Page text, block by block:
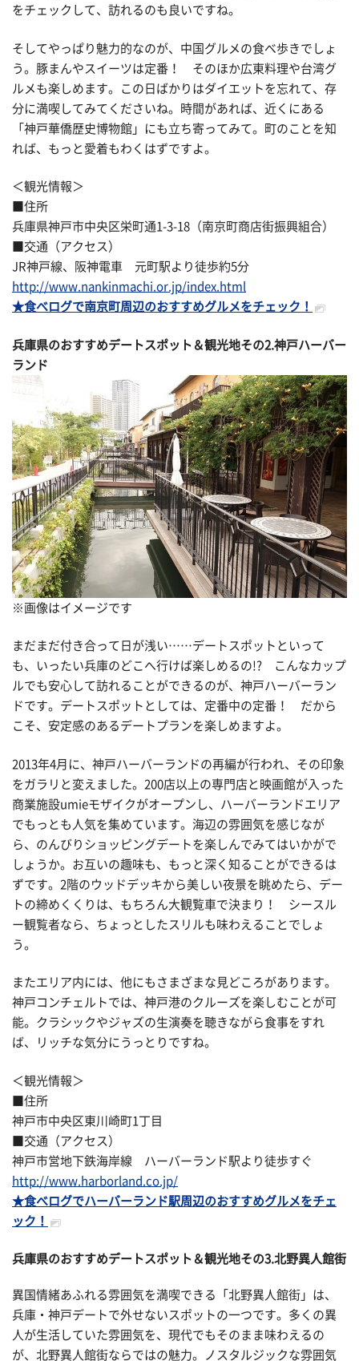
をチェックして、訪れるのも良いですね。
そしてやっぱり魅力的なのが、中国グルメの食べ歩きでしょ
う。豚まんやスイーツは定番！ そのほか広東料理や台湾グ
ルメも楽しめます。この日ばかりはダイエットを忘れて、存
分に満喫してみてくださいね。時間があれば、近くにある
「神戸華僑歴史博物館」にも立ち寄ってみて。町のことを知
れば、もっと愛着もわくはずですよ。
＜観光情報＞
■住所
兵庫県神戸市中央区栄町通1-3-18（南京町商店街振興組合）
■交通（アクセス）
JR神戸線、阪神電車 元町駅より徒歩約5分
http://www.nankinmachi.or.jp/index.html
★食べログで南京町周辺のおすすめグルメをチェック！
兵庫県のおすすめデートスポット＆観光地その2.神戸ハーバー
ランド
※画像はイメージです
まだまだ付き合って日が浅い……デートスポットといって
も、いったい兵庫のどこへ行けば楽しめるの!? こんなカップ
ルでも安心して訪れることができるのが、神戸ハーバーラン
ドです。デートスポットとしては、定番中の定番！ だから
こそ、安定感のあるデートプランを楽しめますよ。
2013年4月に、神戸ハーバーランドの再編が行われ、その印象
をガラリと変えました。200店以上の専門店と映画館が入った
商業施設umieモザイクがオープンし、ハーバーランドエリア
でもっとも人気を集めています。海辺の雰囲気を感じなが
ら、のんびりショッピングデートを楽しんでみてはいかがで
しょうか。お互いの趣味も、もっと深く知ることができるは
ずです。2階のウッドデッキから美しい夜景を眺めたら、デー
トの締めくくりは、もちろん大観覧車で決まり！ シースル
ー観覧者なら、ちょっとしたスリルも味わえることでしょ
う。
またエリア内には、他にもさまざまな見どころがあります。
神戸コンチェルトでは、神戸港のクルーズを楽しむことが可
能。クラシックやジャズの生演奏を聴きながら食事をすれ
ば、リッチな気分にうっとりですね。
＜観光情報＞
■住所
神戸市中央区東川崎町1丁目
■交通（アクセス）
神戸市営地下鉄海岸線 ハーバーランド駅より徒歩すぐ
http://www.harborland.co.jp/
★食べログでハーバーランド駅周辺のおすすめグルメをチェ
ック！
兵庫県のおすすめデートスポット＆観光地その3.北野異人館街
異国情緒あふれる雰囲気を満喫できる「北野異人館街」は、
兵庫・神戸デートで外せないスポットの一つです。多くの異
人が生活していた雰囲気を、現代でもそのまま味わえるの
が、北野異人館街ならではの魅力。ノスタルジックな雰囲気